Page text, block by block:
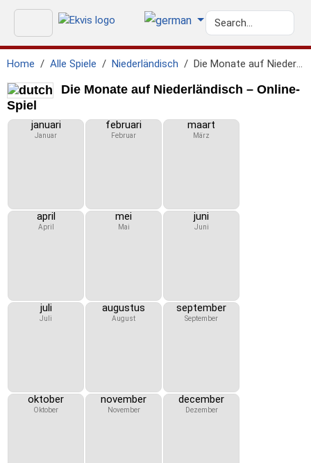
Home Alle Spiele Niederländisch Die Monate auf Niederländisch
Die Monate auf Niederländisch – Online-
Spiel
januari
Januar
februari
Februar
maart
März
april
April
mei
Mai
juni
Juni
juli
Juli
augustus
August
september
September
oktober
Oktober
november
November
december
Dezember